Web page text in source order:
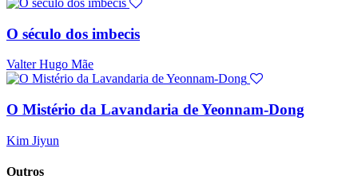
O século dos imbecis
Valter Hugo Mãe
O Mistério da Lavandaria de Yeonnam-Dong
Kim Jiyun
Outros